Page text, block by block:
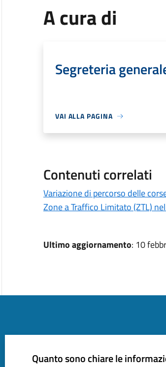
A cura di
Segreteria
VAI ALLA PAGINA
Contenuti correlati
Variazione di percorso delle
Zone a Traffico Limitato (ZTL)
Ultimo aggiornamento: 10
Quanto sono chiare le